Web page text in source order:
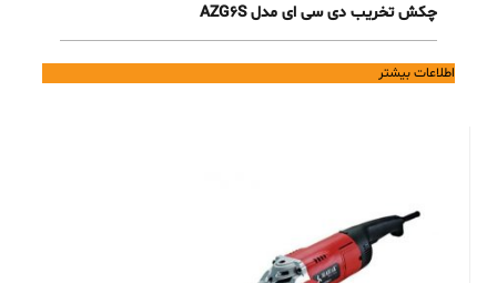
چکش تخریب دی سی ای مدل AZG6S
اطلاعات بیشتر